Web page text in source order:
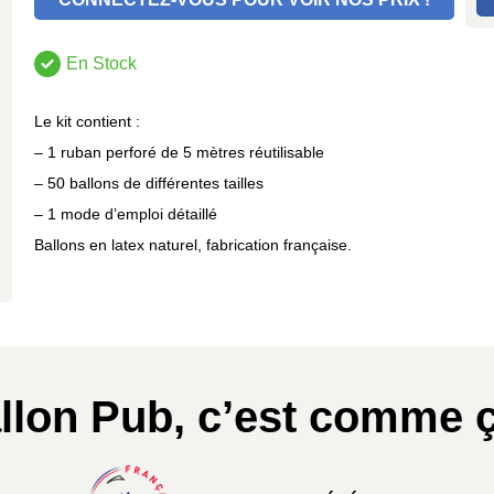
En Stock
Le kit contient :
– 1 ruban perforé de 5 mètres réutilisable
– 50 ballons de différentes tailles
– 1 mode d’emploi détaillé
Ballons en latex naturel, fabrication française.
Pub, c’est comme